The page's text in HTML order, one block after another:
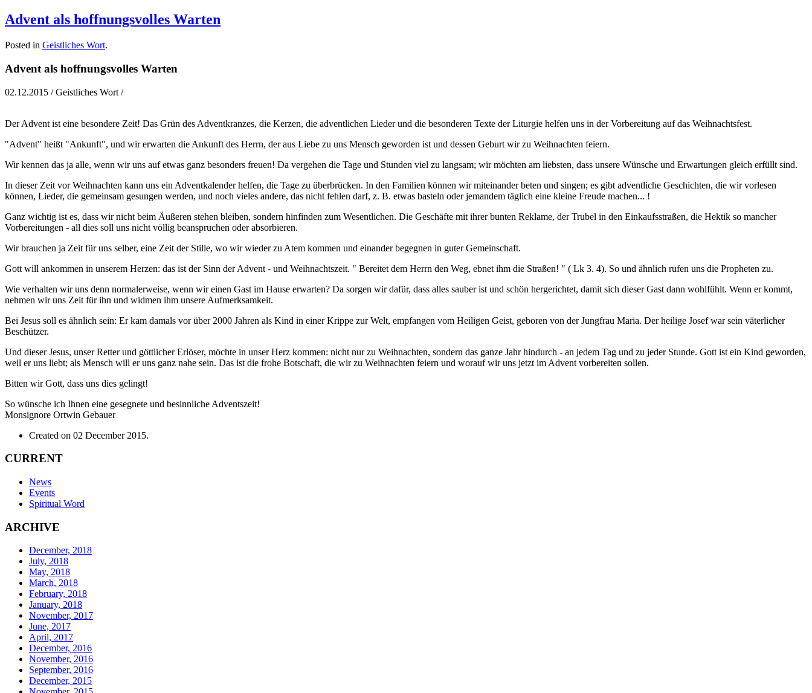
Advent als hoffnungsvolles Warten
Posted in Geistliches Wort.
Advent als hoffnungsvolles Warten
02.12.2015 / Geistliches Wort /
Der Advent ist eine besondere Zeit! Das Grün des Adventkranzes, die Kerzen, die adventlichen Lieder und die besonderen Texte der Liturgie helfen uns in der Vorbereitung auf das Weihnachtsfest.
"Advent" heißt "Ankunft", und wir erwarten die Ankunft des Herrn, der aus Liebe zu uns Mensch geworden ist und dessen Geburt wir zu Weihnachten feiern.
Wir kennen das ja alle, wenn wir uns auf etwas ganz besonders freuen! Da vergehen die Tage und Stunden viel zu langsam; wir möchten am liebsten, dass unsere Wünsche und Erwartungen gleich erfüllt sind.
In dieser Zeit vor Weihnachten kann uns ein Adventkalender helfen, die Tage zu überbrücken. In den Familien können wir miteinander beten und singen; es gibt adventliche Geschichten, die wir vorlesen
können, Lieder, die gemeinsam gesungen werden, und noch vieles andere, das nicht fehlen darf, z. B. etwas basteln oder jemandem täglich eine kleine Freude machen... !
Ganz wichtig ist es, dass wir nicht beim Äußeren stehen bleiben, sondern hinfinden zum Wesentlichen. Die Geschäfte mit ihrer bunten Reklame, der Trubel in den Einkaufsstraßen, die Hektik so mancher
Vorbereitungen - all dies soll uns nicht völlig beanspruchen oder absorbieren.
Wir brauchen ja Zeit für uns selber, eine Zeit der Stille, wo wir wieder zu Atem kommen und einander begegnen in guter Gemeinschaft.
Gott will ankommen in unserem Herzen: das ist der Sinn der Advent - und Weihnachtszeit. " Bereitet dem Herrn den Weg, ebnet ihm die Straßen! " ( Lk 3. 4). So und ähnlich rufen uns die Propheten zu.
Wie verhalten wir uns denn normalerweise, wenn wir einen Gast im Hause erwarten? Da sorgen wir dafür, dass alles sauber ist und schön hergerichtet, damit sich dieser Gast dann wohlfühlt. Wenn er kommt,
nehmen wir uns Zeit für ihn und widmen ihm unsere Aufmerksamkeit.
Bei Jesus soll es ähnlich sein: Er kam damals vor über 2000 Jahren als Kind in einer Krippe zur Welt, empfangen vom Heiligen Geist, geboren von der Jungfrau Maria. Der heilige Josef war sein väterlicher
Beschützer.
Und dieser Jesus, unser Retter und göttlicher Erlöser, möchte in unser Herz kommen: nicht nur zu Weihnachten, sondern das ganze Jahr hindurch - an jedem Tag und zu jeder Stunde. Gott ist ein Kind geworden,
weil er uns liebt; als Mensch will er uns ganz nahe sein. Das ist die frohe Botschaft, die wir zu Weihnachten feiern und worauf wir uns jetzt im Advent vorbereiten sollen.
Bitten wir Gott, dass uns dies gelingt!
So wünsche ich Ihnen eine gesegnete und besinnliche Adventszeit!
Monsignore Ortwin Gebauer
Created on 02 December 2015.
CURRENT
News
Events
Spiritual Word
ARCHIVE
December, 2018
July, 2018
May, 2018
March, 2018
February, 2018
January, 2018
November, 2017
June, 2017
April, 2017
December, 2016
November, 2016
September, 2016
December, 2015